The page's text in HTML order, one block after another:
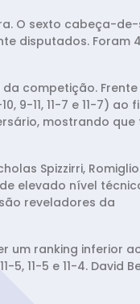
O sexto cabeça-
disputados. Foram
competição. Frente
11, 11-7 e 11-7) ao
mostrando que
Spizzirri,
elevado nível
reveladores da
um ranking inferior
11-5 e 11-4. David